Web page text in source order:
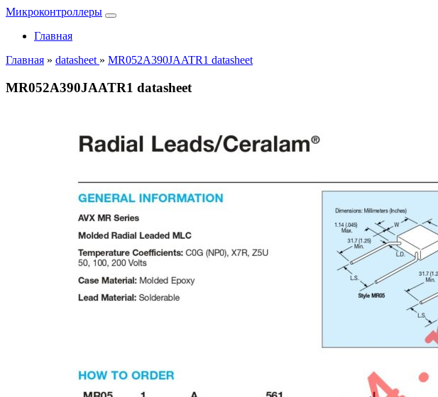
Микроконтроллеры
Главная
Главная » datasheet » MR052A390JAATR1 datasheet
MR052A390JAATR1 datasheet